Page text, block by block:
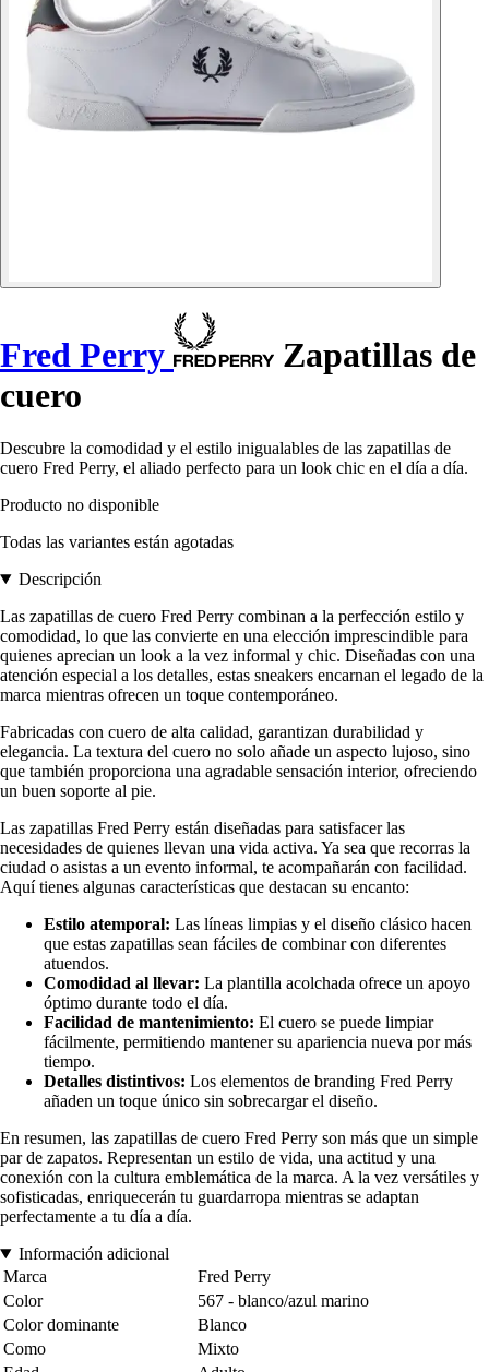
Fred Perry
Zapatillas de
cuero
Descubre la comodidad y el estilo inigualables de las zapatillas de
cuero Fred Perry, el aliado perfecto para un look chic en el día a día.
Producto no disponible
Todas las variantes están agotadas
Descripción
Las zapatillas de cuero Fred Perry combinan a la perfección estilo y
comodidad, lo que las convierte en una elección imprescindible para
quienes aprecian un look a la vez informal y chic. Diseñadas con una
atención especial a los detalles, estas sneakers encarnan el legado de la
marca mientras ofrecen un toque contemporáneo.
Fabricadas con cuero de alta calidad, garantizan durabilidad y
elegancia. La textura del cuero no solo añade un aspecto lujoso, sino
que también proporciona una agradable sensación interior, ofreciendo
un buen soporte al pie.
Las zapatillas Fred Perry están diseñadas para satisfacer las
necesidades de quienes llevan una vida activa. Ya sea que recorras la
ciudad o asistas a un evento informal, te acompañarán con facilidad.
Aquí tienes algunas características que destacan su encanto:
Estilo atemporal: Las líneas limpias y el diseño clásico hacen
que estas zapatillas sean fáciles de combinar con diferentes
atuendos.
Comodidad al llevar: La plantilla acolchada ofrece un apoyo
óptimo durante todo el día.
Facilidad de mantenimiento: El cuero se puede limpiar
fácilmente, permitiendo mantener su apariencia nueva por más
tiempo.
Detalles distintivos: Los elementos de branding Fred Perry
añaden un toque único sin sobrecargar el diseño.
En resumen, las zapatillas de cuero Fred Perry son más que un simple
par de zapatos. Representan un estilo de vida, una actitud y una
conexión con la cultura emblemática de la marca. A la vez versátiles y
sofisticadas, enriquecerán tu guardarropa mientras se adaptan
perfectamente a tu día a día.
Información adicional
Marca
Fred Perry
Color
567 - blanco/azul marino
Color dominante
Blanco
Como
Mixto